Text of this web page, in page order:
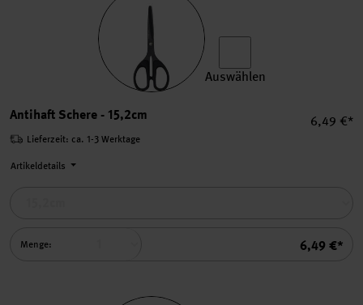
Auswählen
Antihaft Schere - 15,2cm
6,49 €*
Summe
6,49 €*
Lieferzeit: ca. 1-3 Werktage
Artikeldetails
Menge: